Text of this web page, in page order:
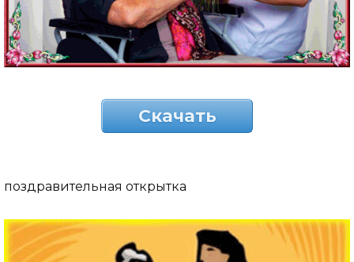
Скачать
поздравительная открытка